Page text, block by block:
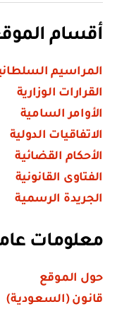
أقسام
المراسيم
القرارات الوزارية
الأوامر السامية
الاتفاقيات الدولية
الأحكام القضائية
الفتاوى القانونية
الجريدة الرسمية
معلومات
حول الموقع
قانون (السعودية)